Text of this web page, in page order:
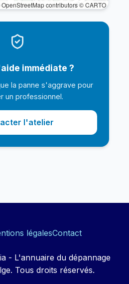
contributors © CARTO
immédiate ?
la panne s'aggrave pour
un professionnel.
l'atelier
légalesContact
- L'annuaire du dépannage
Tous droits réservés.